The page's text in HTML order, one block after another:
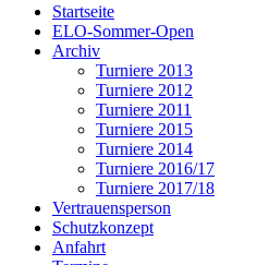
Startseite
ELO-Sommer-Open
Archiv
Turniere 2013
Turniere 2012
Turniere 2011
Turniere 2015
Turniere 2014
Turniere 2016/17
Turniere 2017/18
Vertrauensperson
Schutzkonzept
Anfahrt